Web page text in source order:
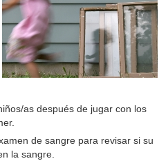
as después de jugar con los
de sangre para revisar si su
la sangre.